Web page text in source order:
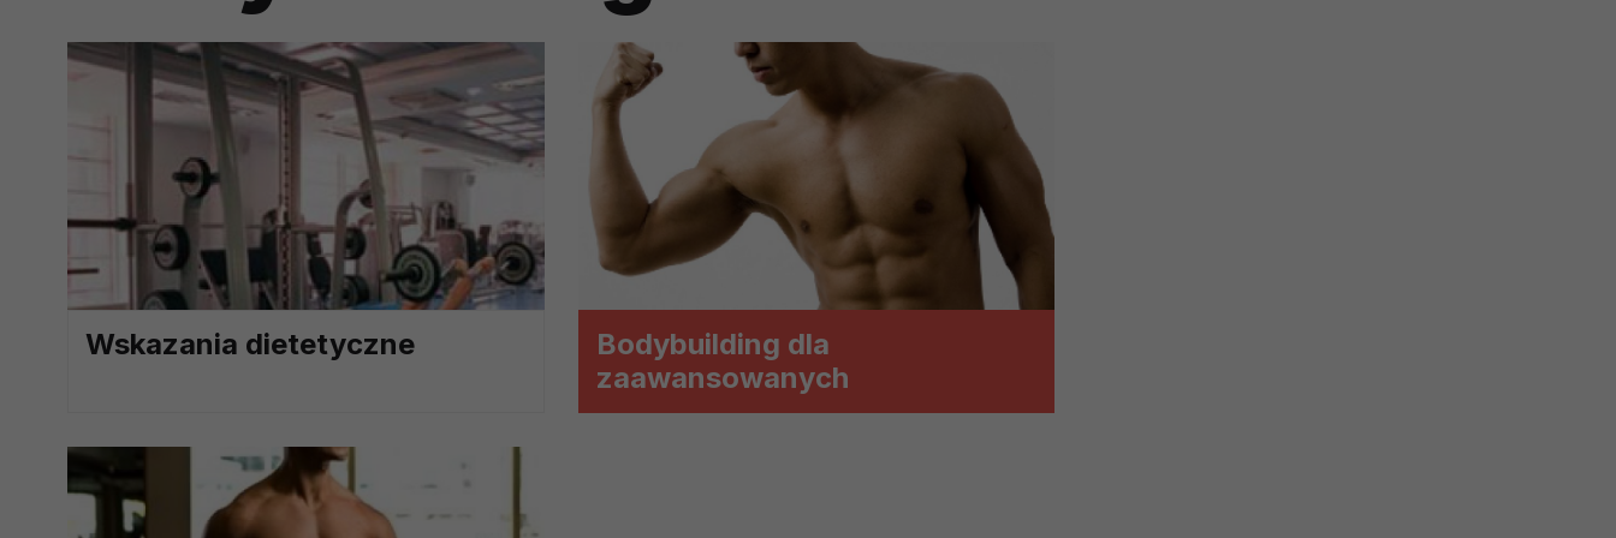
Wskazania dietetyczne
Bodybuilding dla
zaawansowanych
Przetwarzanie Twoich danych w celach marketingowych podmiotów trzecich będzie odbywać się na podstawie Twojej dobrowolnej
zgody.